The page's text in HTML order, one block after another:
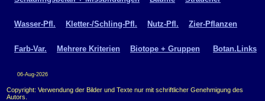
Wasser-Pfl. Kletter-/Schling-Pfl. Nutz-Pfl. Zier-Pflanzen
Farb-Var. Mehrere Kriterien Biotope + Gruppen Botan.Links
06-Aug-2026
Copyright: Verwendung der Bilder und Texte nur mit schriftlicher Genehmigung des
Autors.